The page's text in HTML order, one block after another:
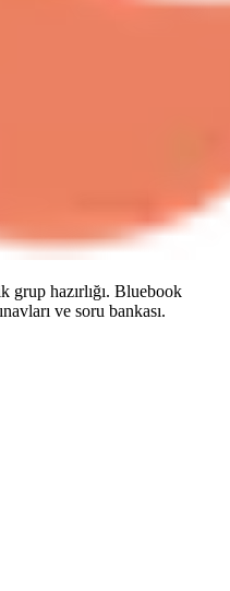
hazırlığı. Bluebook
ve soru bankası.